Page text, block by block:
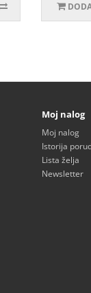
Moj nalog
Moj nalog
Istorija
Lista želja
Newsletter